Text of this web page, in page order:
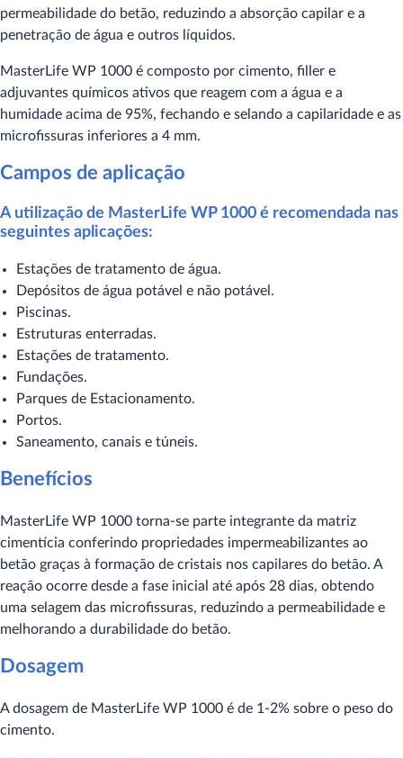
permeabilidade do betão, reduzindo a absorção capilar e a
penetração de água e outros líquidos.
MasterLife WP 1000 é composto por cimento, filler e
adjuvantes químicos ativos que reagem com a água e a
humidade acima de 95%, fechando e selando a capilaridade e as
microfissuras inferiores a 4 mm.
Campos de aplicação
A utilização de MasterLife WP 1000 é recomendada nas
seguintes aplicações:
Estações de tratamento de água.
Depósitos de água potável e não potável.
Piscinas.
Estruturas enterradas.
Estações de tratamento.
Fundações.
Parques de Estacionamento.
Portos.
Saneamento, canais e túneis.
Benefícios
MasterLife WP 1000 torna-se parte integrante da matriz
cimentícia conferindo propriedades impermeabilizantes ao
betão graças à formação de cristais nos capilares do betão. A
reação ocorre desde a fase inicial até após 28 dias, obtendo
uma selagem das microfissuras, reduzindo a permeabilidade e
melhorando a durabilidade do betão.
Dosagem
A dosagem de MasterLife WP 1000 é de 1-2% sobre o peso do
cimento.